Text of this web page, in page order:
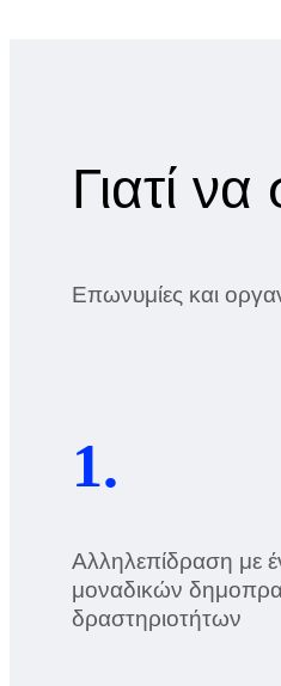
Γιατί
Επωνυμίες και
1.
Αλληλεπίδραση με
μοναδικών
δραστηριοτήτων